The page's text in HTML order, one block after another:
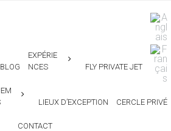
BLOG
EXPÉRIE
NCES
FLY PRIVATE JET
LIEUX D’EXCEPTION CERCLE PRIVÉ
CONTACT